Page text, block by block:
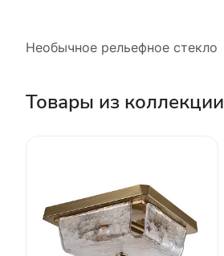
Необычное рельефное стекло
Товары из коллекции